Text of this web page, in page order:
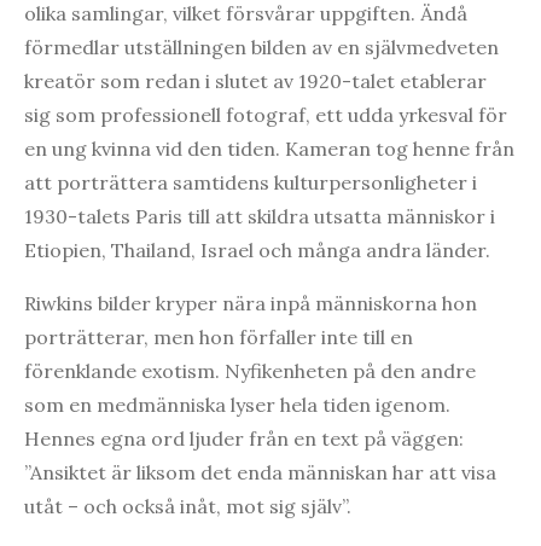
olika samlingar, vilket försvårar uppgiften. Ändå
förmedlar utställningen bilden av en självmedveten
kreatör som redan i slutet av 1920-talet etablerar
sig som professionell fotograf, ett udda yrkesval för
en ung kvinna vid den tiden. Kameran tog henne från
att porträttera samtidens kulturpersonligheter i
1930-talets Paris till att skildra utsatta människor i
Etiopien, Thailand, Israel och många andra länder.
Riwkins bilder kryper nära inpå människorna hon
porträtterar, men hon förfaller inte till en
förenklande exotism. Nyfikenheten på den andre
som en medmänniska lyser hela tiden igenom.
Hennes egna ord ljuder från en text på väggen:
”Ansiktet är liksom det enda människan har att visa
utåt – och också inåt, mot sig själv”.